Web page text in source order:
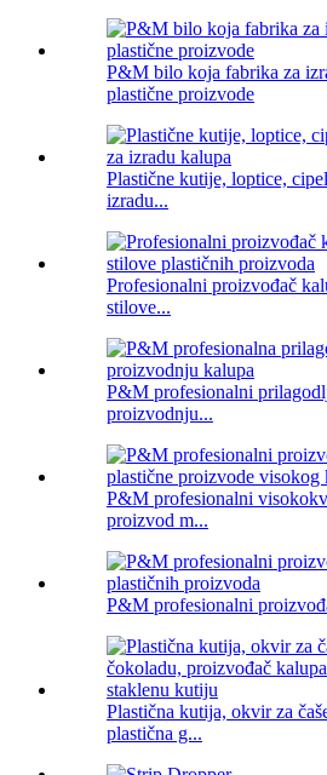
P&M bilo koja fabrika za
plastične proizvode
Plastične kutije, loptice,
izradu...
Profesionalni proizvođač
stilove...
P&M profesionalni
proizvodnju...
P&M profesionalni
proizvod m...
P&M profesionalni
Plastična kutija, okvir za
plastična g...